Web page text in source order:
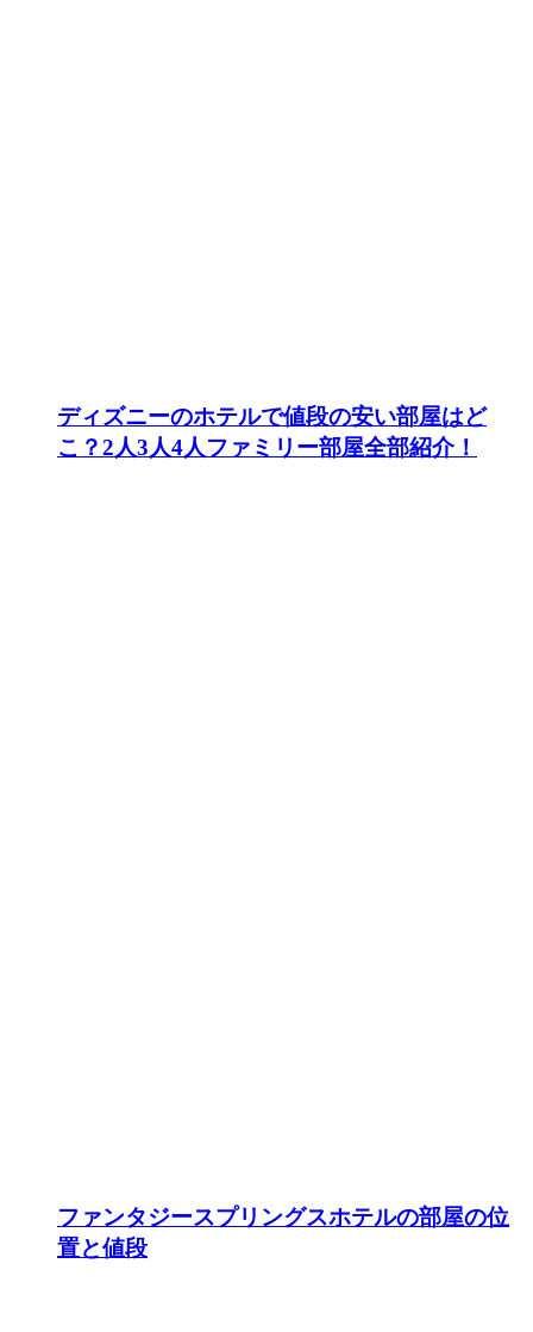
ディズニーのホテルで値段の安い部屋はど
こ？2人3人4人ファミリー部屋全部紹介！
ファンタジースプリングスホテルの部屋の位
置と値段